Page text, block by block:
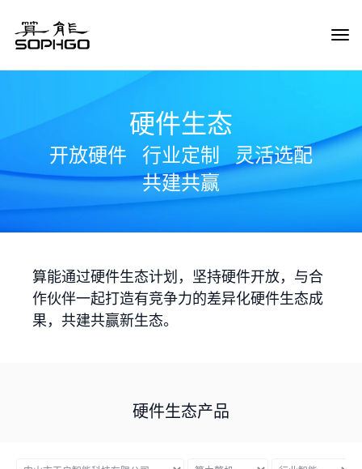
硬件生态
开放硬件 行业定制
灵活选配
共建共赢
算能通过硬件生态计划，坚持硬件开放，与合
作伙伴一起打造有竞争力的差异化硬件生态成
果，共建共赢新生态。
硬件生态产品